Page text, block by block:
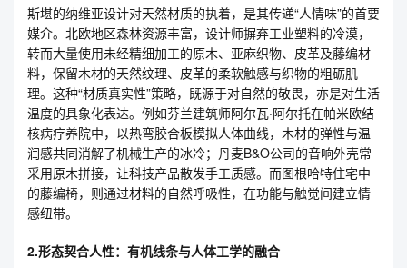
斯堪的纳维亚设计对天然材质的执着，是其传递“人情味”的首要
媒介。北欧地区森林资源丰富，设计师摒弃工业塑料的冷漠，
转而大量使用未经精细加工的原木、亚麻织物、皮革及藤编材
料，保留木材的天然纹理、皮革的柔软触感与织物的粗砺肌
理。这种“材质真实性”策略，既源于对自然的敬畏，亦是对生活
温度的具象化表达。例如芬兰建筑师阿尔瓦·阿尔托在帕米欧结
核病疗养院中，以热弯胶合板模拟人体曲线，木材的弹性与温
润感共同消解了机械生产的冰冷；丹麦B&O公司的音响外壳常
采用原木拼接，让科技产品散发手工质感。而图根哈特住宅中
的藤编椅，则通过材料的自然呼吸性，在功能与触觉间建立情
感纽带。
2.形态契合人性：有机线条与人体工学的融合